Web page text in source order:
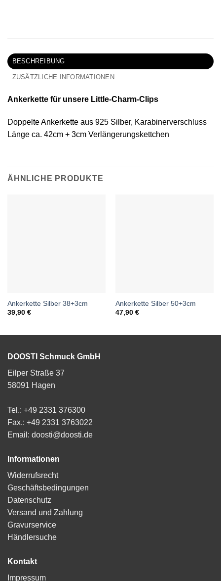
BESCHREIBUNG
ZUSÄTZLICHE INFORMATIONEN
Ankerkette für unsere Little-Charm-Clips
Doppelte Ankerkette aus 925 Silber, Karabinerverschluss
Länge ca. 42cm + 3cm Verlängerungskettchen
ÄHNLICHE PRODUKTE
Ankerkette Silber 38+3cm
39,90 €
Ankerkette Silber 50+3cm
47,90 €
DOOSTI Schmuck GmbH
Eilper Straße 37
58091 Hagen
Tel.: +49 2331 376300
Fax.: +49 2331 3763022
Email: doosti@doosti.de
Informationen
Widerrufsrecht
Geschäftsbedingungen
Datenschutz
Versand und Zahlung
Gravurservice
Händlersuche
Kontakt
Impressum